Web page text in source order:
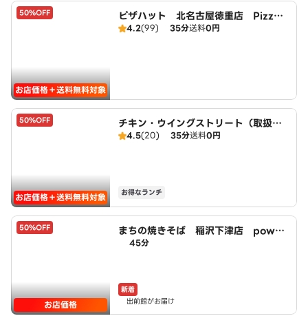
50%OFF
お店価格＋送料無料対象
ピザハット 北名古屋徳重店 PizzaH
ut4.2(99) 35分送料0円
50%OFF
お店価格＋送料無料対象
チキン・ウイングストリート（取扱：
ピザハット北名古屋徳重店）
4.5(20) 35分送料0円
お得なランチ
50%OFF
お店価格
まちの焼きそば 稲沢下津店 power
ed by LAWSON
45分
新着
出前館がお届け